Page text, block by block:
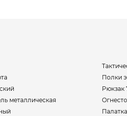
металлическая
Полки
Рюкзак